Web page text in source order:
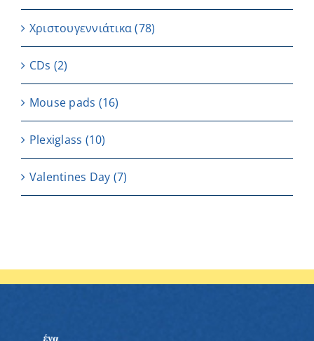
Χριστουγεννιάτικα(78)
CDs (2)
Μouse pads (16)
Plexiglass (10)
Valentines Day (7)